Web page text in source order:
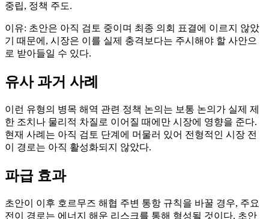
중립, 정책 주도.
이유: 초안은 아직 검토 중이며 최종 의회 표결에 이르지 않았
기 때문에, 시장은 이를 실제 충격보다는 주시해야 할 사안으
로 받아들일 수 있다.
유사 과거 사례
이런 유형의 병목 해역 관련 정책 논의는 보통 논의가 실제 제
한 조치나 물리적 차질로 이어질 때에만 시장에 영향을 준다.
현재 사례는 아직 검토 단계에 머물러 있어 전형적인 시장 전
이 경로는 아직 활성화되지 않았다.
파급 효과
초안이 이후 호르무즈 해협 주변 통항 규칙을 바꿀 경우, 주요
전이 경로는 에너지 해운 리스크를 통해 형성될 것이다. 초안